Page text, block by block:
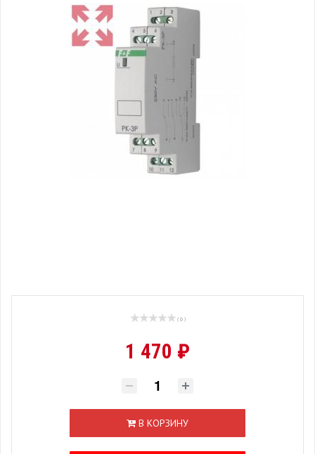
( 0 )
1 470 ₽
В КОРЗИНУ